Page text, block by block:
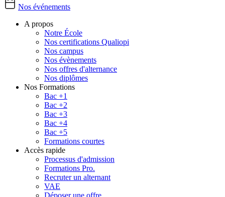
Nos événements
A propos
Notre École
Nos certifications Qualiopi
Nos campus
Nos évènements
Nos offres d'alternance
Nos diplômes
Nos Formations
Bac +1
Bac +2
Bac +3
Bac +4
Bac +5
Formations courtes
Accès rapide
Processus d'admission
Formations Pro.
Recruter un alternant
VAE